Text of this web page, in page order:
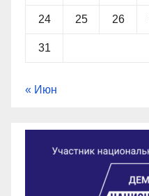
24 25 26
31
« Июн